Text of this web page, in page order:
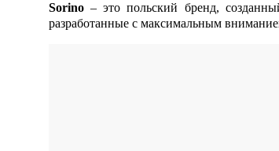
Sorino – это польский бренд,
разработанные с максимальным